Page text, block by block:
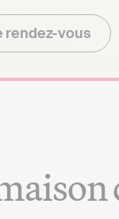
rendez-vous